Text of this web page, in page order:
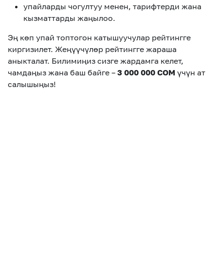
упайларды чогултуу менен, тарифтерди жана
кызматтарды жаңылоо.
Эң көп упай топтогон катышуучулар рейтингге
киргизилет. Жеңүүчүлөр рейтингге жараша
аныкталат. Билимиңиз сизге жардамга келет,
чамдаңыз жана баш байге – 3 000 000 СОМ үчүн ат
салышыңыз!